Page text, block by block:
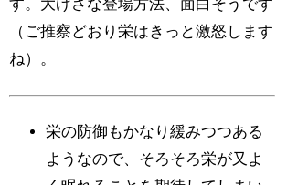
す。大げさな登場方法、面白そうです
（ご推察どおり栄はきっと激怒します
ね）。
栄の防御もかなり緩みつつある
ようなので、そろそろ栄が又よ